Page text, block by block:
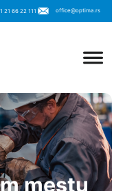
21 66 22 111 office@optima.rs
mestu